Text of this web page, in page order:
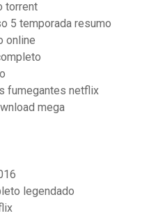
torrent
5 temporada resumo
online
fumegantes netflix
mega
legendado